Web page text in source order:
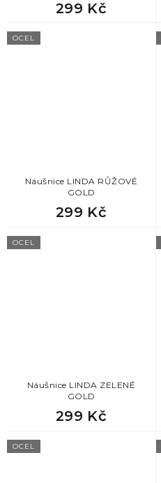
299 Kč
OCEL
Náušnice LINDA RŮŽOVÉ
GOLD
299 Kč
OCEL
Náušnice LINDA ZELENÉ
GOLD
299 Kč
OCEL